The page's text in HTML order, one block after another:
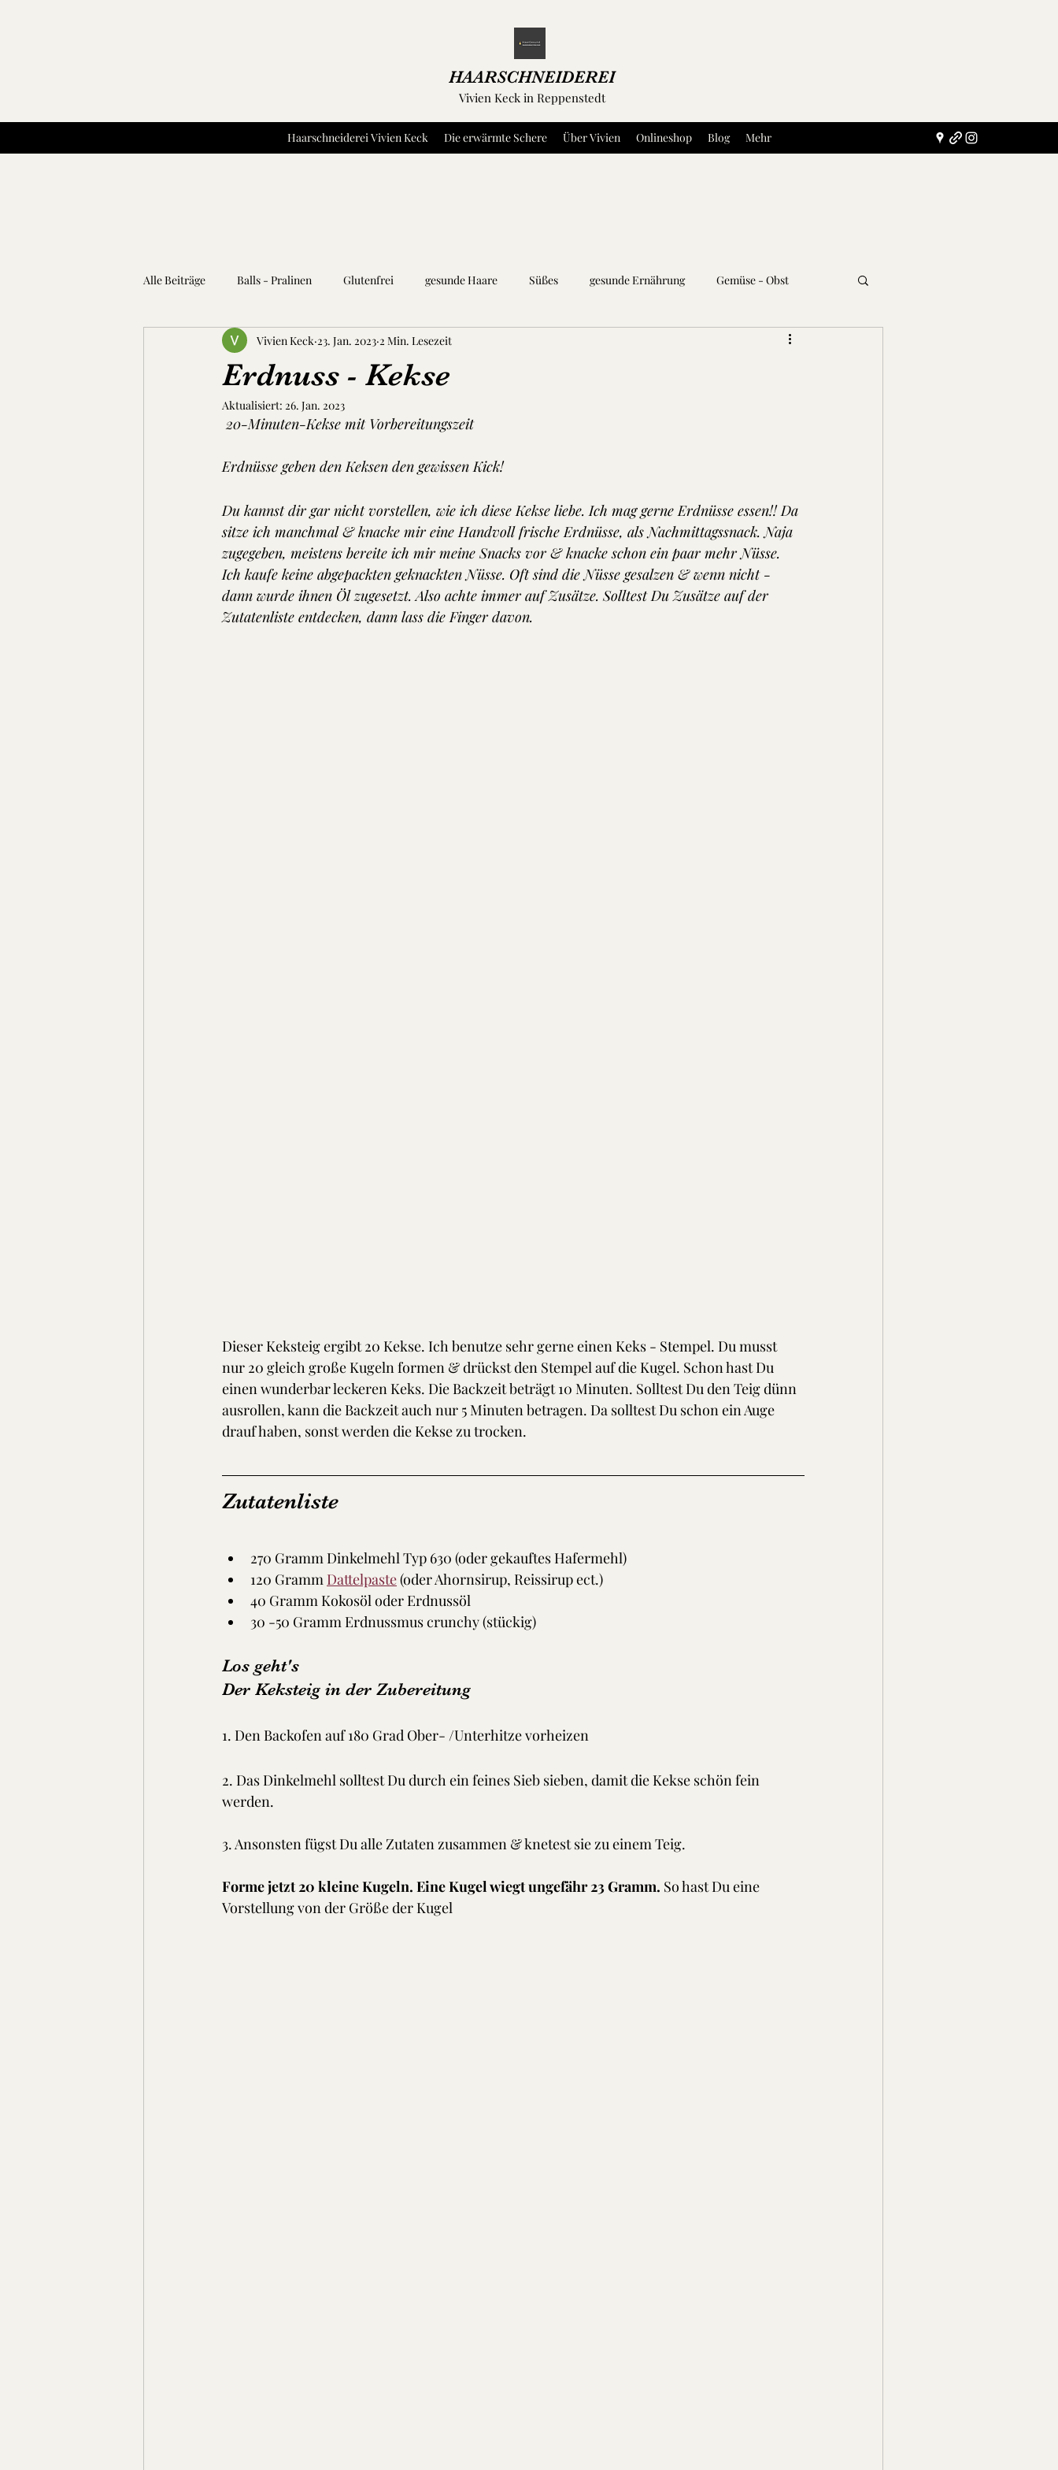
HAARSCHNEIDEREI
Vivien Keck in Reppenstedt
Haarschneiderei Vivien Keck Die erwärmte Schere Über Vivien Onlineshop Blog Mehr
Alle Beiträge Balls - Pralinen Glutenfrei gesunde Haare Süßes gesunde Ernährung Gemüse - Obst
Kartoffeln Teigwaren Kräuter und Gewürze
Suppen, Eintöpfe & Dal Brot
Erdnuss - Kekse
Vivien Keck 23. Jan. 2023 2 Min. Lesezeit
Aktualisiert: 26. Jan. 2023
20-Minuten-Kekse mit Vorbereitungszeit
Erdnüsse geben den Keksen den gewissen Kick!
Du kannst dir gar nicht vorstellen, wie ich diese Kekse liebe. Ich mag gerne Erdnüsse essen!! Da
sitze ich manchmal & knacke mir eine Handvoll frische Erdnüsse, als Nachmittagssnack. Naja
zugegeben, meistens bereite ich mir meine Snacks vor & knacke schon ein paar mehr Nüsse.
Ich kaufe keine abgepackten geknackten Nüsse. Oft sind die Nüsse gesalzen & wenn nicht -
dann wurde ihnen Öl zugesetzt. Also achte immer auf Zusätze. Solltest Du Zusätze auf der
Zutatenliste entdecken, dann lass die Finger davon.
Dieser Keksteig ergibt 20 Kekse. Ich benutze sehr gerne einen Keks - Stempel. Du musst
nur 20 gleich große Kugeln formen & drückst den Stempel auf die Kugel. Schon hast Du
einen wunderbar leckeren Keks. Die Backzeit beträgt 10 Minuten. Solltest Du den Teig dünn
ausrollen, kann die Backzeit auch nur 5 Minuten betragen. Da solltest Du schon ein Auge
drauf haben, sonst werden die Kekse zu trocken.
Zutatenliste
270 Gramm Dinkelmehl Typ 630 (oder gekauftes Hafermehl)
120 Gramm Dattelpaste (oder Ahornsirup, Reissirup ect.)
40 Gramm Kokosöl oder Erdnussöl
30 -50 Gramm Erdnussmus crunchy (stückig)
Los geht's
Der Keksteig in der Zubereitung
1. Den Backofen auf 180 Grad Ober- /Unterhitze vorheizen
2. Das Dinkelmehl solltest Du durch ein feines Sieb sieben, damit die Kekse schön fein
werden.
3. Ansonsten fügst Du alle Zutaten zusammen & knetest sie zu einem Teig.
Forme jetzt 20 kleine Kugeln. Eine Kugel wiegt ungefähr 23 Gramm. So hast Du eine
Vorstellung von der Größe der Kugel